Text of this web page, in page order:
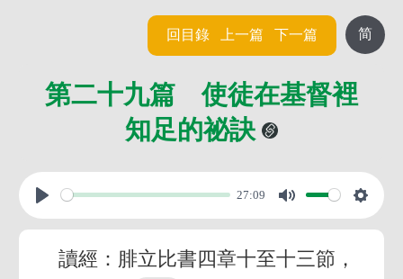
简
回目錄 上一篇 下一篇
第二十九篇 使徒在基督裡
知足的祕訣
27:09
讀經：腓立比書四章十至十三節，